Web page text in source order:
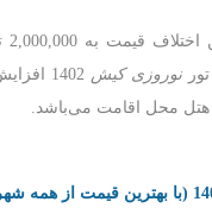
نوروزی کیش
هتل محل اقامت می‌باشد.